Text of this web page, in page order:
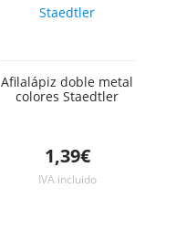
Afilalápiz doble metal
colores Staedtler
1,39€
IVA incluido